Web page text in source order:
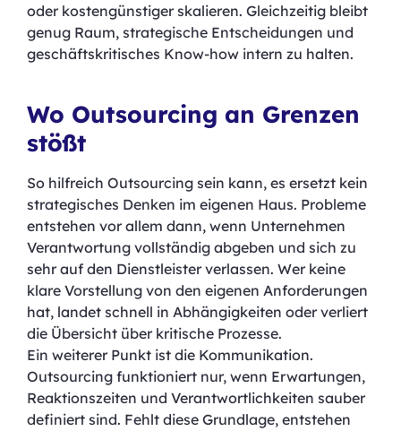
oder kostengünstiger skalieren. Gleichzeitig bleibt
genug Raum, strategische Entscheidungen und
geschäftskritisches Know-how intern zu halten.
Wo Outsourcing an Grenzen
stößt
So hilfreich Outsourcing sein kann, es ersetzt kein
strategisches Denken im eigenen Haus. Probleme
entstehen vor allem dann, wenn Unternehmen
Verantwortung vollständig abgeben und sich zu
sehr auf den Dienstleister verlassen. Wer keine
klare Vorstellung von den eigenen Anforderungen
hat, landet schnell in Abhängigkeiten oder verliert
die Übersicht über kritische Prozesse.
Ein weiterer Punkt ist die Kommunikation.
Outsourcing funktioniert nur, wenn Erwartungen,
Reaktionszeiten und Verantwortlichkeiten sauber
definiert sind. Fehlt diese Grundlage, entstehen